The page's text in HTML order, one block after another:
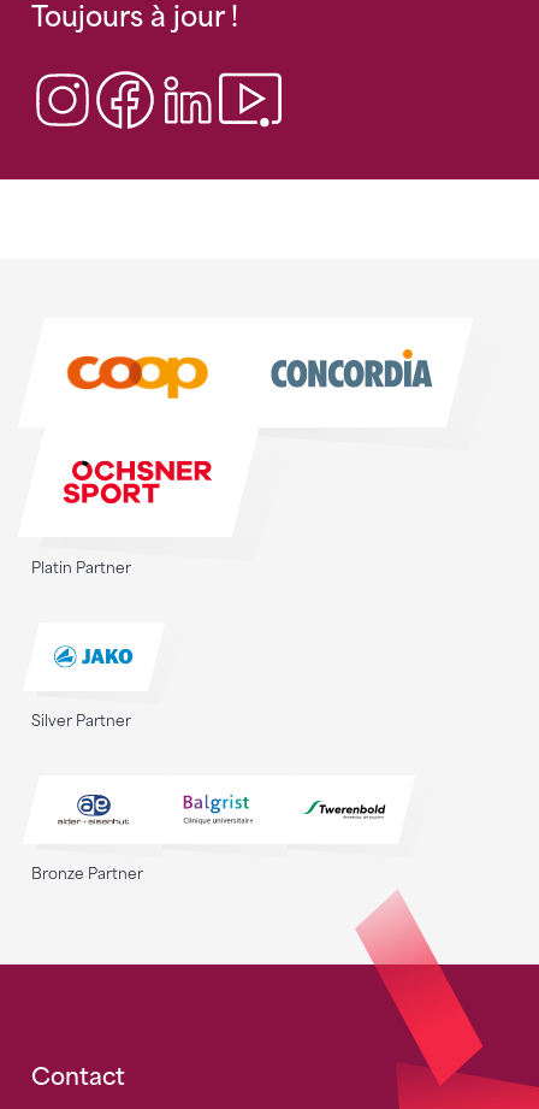
Toujours à jour !
Platin Partner
Silver Partner
Bronze Partner
Fusszeile
Contact